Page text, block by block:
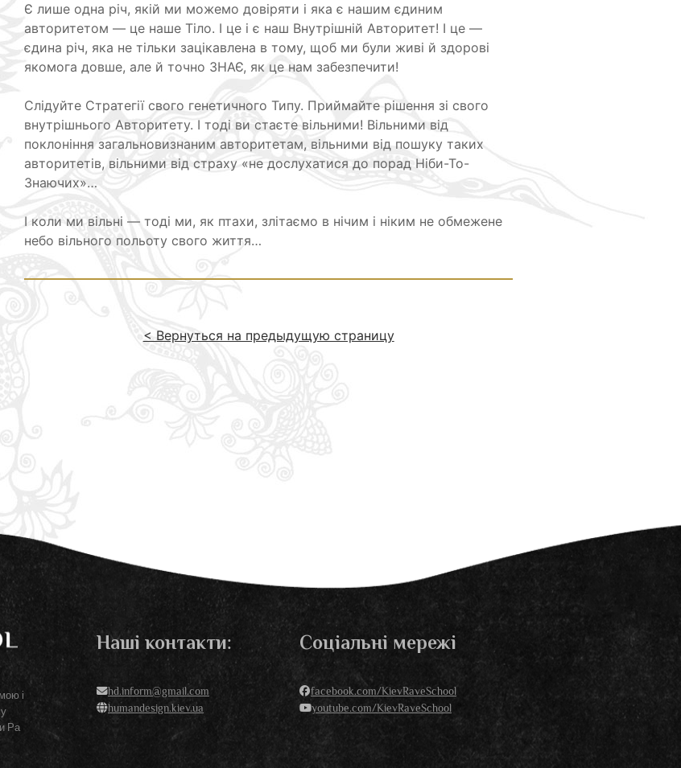
Є лише одна річ, якій ми можемо довіряти і яка є нашим єдиним
авторитетом — це наше Тіло. І це і є наш Внутрішній Авторитет! І це —
єдина річ, яка не тільки зацікавлена в тому, щоб ми були живі й здорові
якомога довше, але й точно ЗНАЄ, як це нам забезпечити!
Слідуйте Стратегії свого генетичного Типу. Приймайте рішення зі свого
внутрішнього Авторитету. І тоді ви стаєте вільними! Вільними від
поклоніння загальновизнаним авторитетам, вільними від пошуку таких
авторитетів, вільними від страху «не дослухатися до порад Ніби-То-
Знаючих»…
І коли ми вільні — тоді ми, як птахи, злітаємо в нічим і ніким не обмежене
небо вільного польоту свого життя…
< Вернуться на предыдущую страницу
і
Ра
Наші контакти:
hd.inform@gmail.com
humandesign.kiev.ua
Соціальні мережі
facebook.com/KievRaveSchool
youtube.com/KievRaveSchool